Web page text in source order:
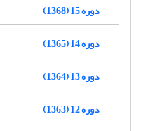
دوره 15 (1368)
دوره 14 (1365)
دوره 13 (1364)
دوره 12 (1363)